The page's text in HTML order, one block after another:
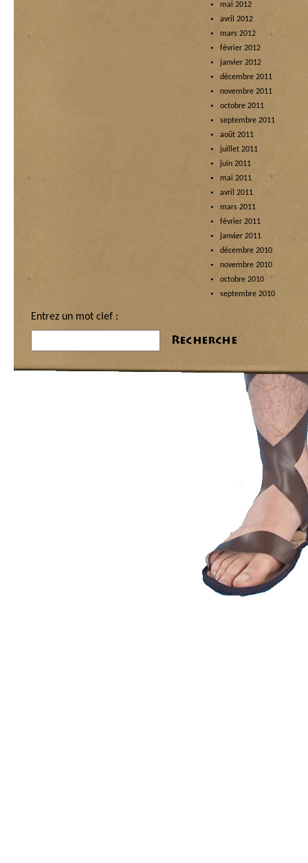
mai 2012
avril 2012
mars 2012
février 2012
janvier 2012
décembre 2011
novembre 2011
octobre 2011
septembre 2011
août 2011
juillet 2011
juin 2011
mai 2011
avril 2011
mars 2011
février 2011
janvier 2011
décembre 2010
novembre 2010
octobre 2010
septembre 2010
Entrez un mot clef :